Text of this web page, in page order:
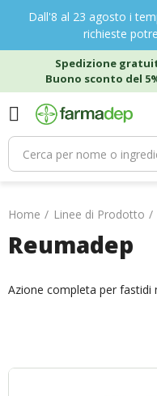
Dall'8 al 23 agosto i
richieste
Spedizione
Buono sconto del
Home Linee di Prodotto
Reumadep
Azione completa per fastidi